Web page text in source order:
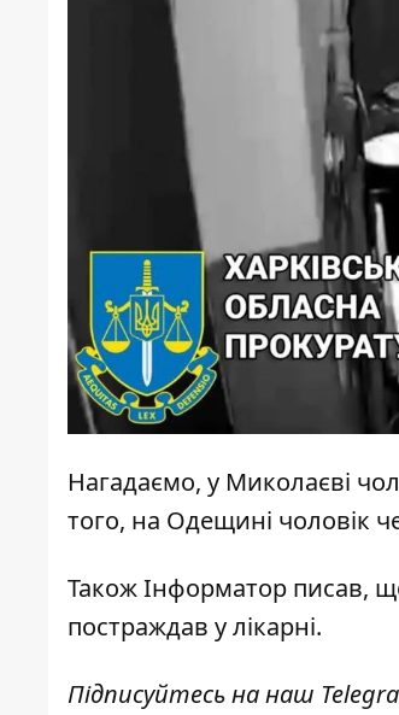
Нагадаємо, у Миколаєві
того, на Одещині чоловік
ТакожІнформатор писав,
постраждав у лікарні.
Підписуйтесь на наш